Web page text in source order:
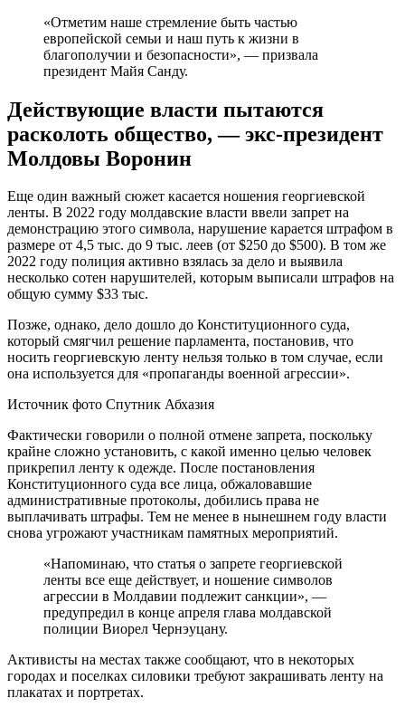
«Отметим наше стремление быть частью
европейской семьи и наш путь к жизни в
благополучии и безопасности», — призвала
президент Майя Санду.
Действующие власти пытаются
расколоть общество, — экс-президент
Молдовы Воронин
Еще один важный сюжет касается ношения георгиевской
ленты. В 2022 году молдавские власти ввели запрет на
демонстрацию этого символа, нарушение карается штрафом в
размере от 4,5 тыс. до 9 тыс. леев (от $250 до $500). В том же
2022 году полиция активно взялась за дело и выявила
несколько сотен нарушителей, которым выписали штрафов на
общую сумму $33 тыс.
Позже, однако, дело дошло до Конституционного суда,
который смягчил решение парламента, постановив, что
носить георгиевскую ленту нельзя только в том случае, если
она используется для «пропаганды военной агрессии».
Источник фото Спутник Абхазия
Фактически говорили о полной отмене запрета, поскольку
крайне сложно установить, с какой именно целью человек
прикрепил ленту к одежде. После постановления
Конституционного суда все лица, обжаловавшие
административные протоколы, добились права не
выплачивать штрафы. Тем не менее в нынешнем году власти
снова угрожают участникам памятных мероприятий.
«Напоминаю, что статья о запрете георгиевской
ленты все еще действует, и ношение символов
агрессии в Молдавии подлежит санкции», —
предупредил в конце апреля глава молдавской
полиции Виорел Чернэуцану.
Активисты на местах также сообщают, что в некоторых
городах и поселках силовики требуют закрашивать ленту на
плакатах и портретах.